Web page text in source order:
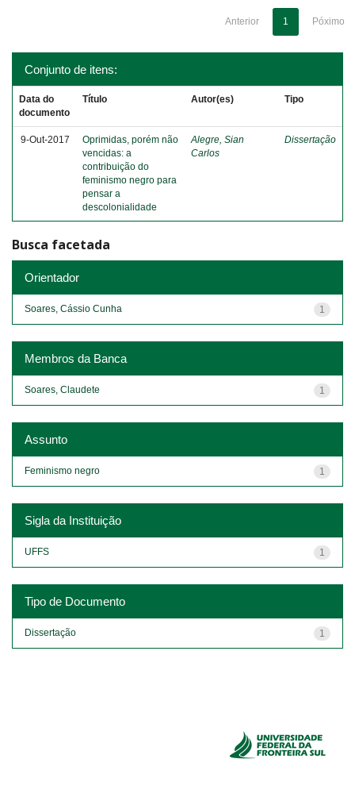
Anterior 1 Póximo
Conjunto de itens:
Data do
documento
Título Autor(es) Tipo
9-Out-2017
Oprimidas, porém não
vencidas: a
contribuição do
feminismo negro para
pensar a
descolonialidade
Alegre, Sian
Carlos
Dissertação
Busca facetada
Orientador
1
Soares, Cássio Cunha
Membros da Banca
1
Soares, Claudete
Assunto
1
Feminismo negro
Sigla da Instituição
1
UFFS
Tipo de Documento
1
Dissertação